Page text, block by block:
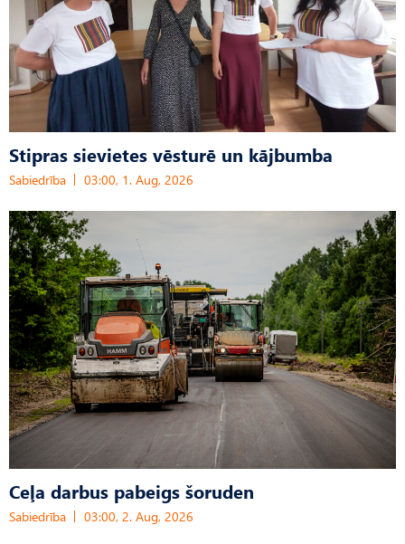
Stipras sievietes vēsturē un kājbumba
Sabiedrība 03:00, 1. Aug, 2026
Ceļa darbus pabeigs šoruden
Sabiedrība 03:00, 2. Aug, 2026